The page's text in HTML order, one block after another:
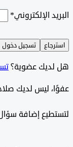
الإلكتروني*
تسجيل دخول
عضوية؟تسجيل
ليس لديك
إضافة سؤال.